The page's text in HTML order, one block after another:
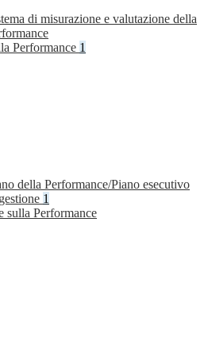
di misurazione e valutazione della
Performance 1
della Performance/Piano esecutivo
1
sulla Performance